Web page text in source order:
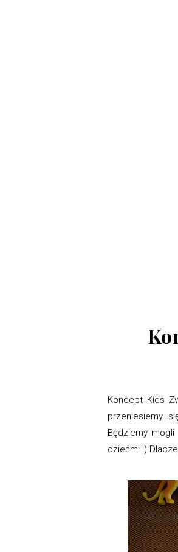
Koncept Kids
przeniesiemy
Będziemy
dziećmi :)